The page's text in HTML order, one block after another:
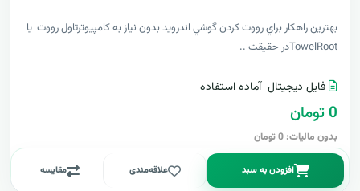
بهترين راهکار براي رووت کردن گوشي اندرويد بدون نياز به کامپيوترتاول رووت يا
TowelRootدر حقيقت ..
فایل دیجیتال آماده استفاده
0 تومان
بدون مالیات: 0 تومان
افزودن به سبد علاقه‌مندی مقایسه